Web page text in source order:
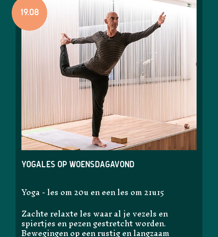
19.08
Yogales op woensdagavond
Yoga - les om 20u en een les om 21u15
Zachte relaxte les waar al je vezels en
spiertjes en pezen gestretcht worden.
Bewegingen op een rustig en langzaam